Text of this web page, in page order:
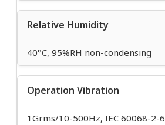
Relative Humidity
40°C, 95%RH non-condensing
Operation Vibration
1Grms/10-500Hz, IEC 60068-2-6